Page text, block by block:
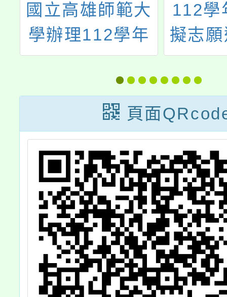
國立高雄師範大
學辦理112學年
度第一學期期初
「識字量測驗」
開放施測
112學
擬志
頁面